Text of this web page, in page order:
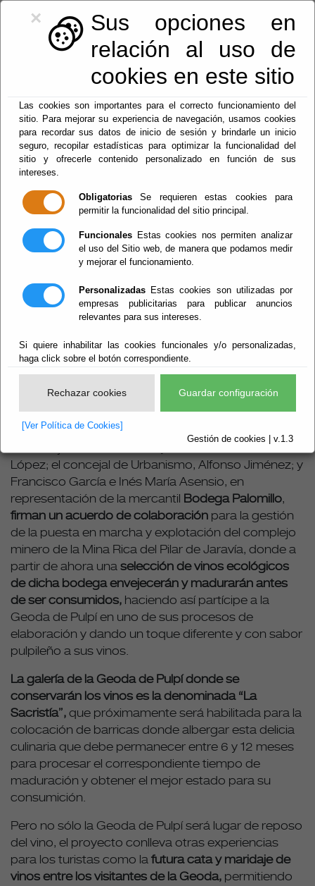
×
Sus opciones en
relación al uso de
cookies en este sitio
Las cookies son importantes para el correcto funcionamiento del
sitio. Para mejorar su experiencia de navegación, usamos cookies
para recordar sus datos de inicio de sesión y brindarle un inicio
seguro, recopilar estadísticas para optimizar la funcionalidad del
sitio y ofrecerle contenido personalizado en función de sus
intereses.
Obligatorias Se requieren estas cookies para
permitir la funcionalidad del sitio principal.
Funcionales Estas cookies nos permiten analizar
el uso del Sitio web, de manera que podamos medir
y mejorar el funcionamiento.
Personalizadas Estas cookies son utilizadas por
empresas publicitarias para publicar anuncios
relevantes para sus intereses.
Si quiere inhabilitar las cookies funcionales y/o personalizadas,
haga click sobre el botón correspondiente.
Rechazar cookies Guardar configuración
[Ver Política de Cookies]
Gestión de cookies | v.1.3
Una de las galerías
de la Mina Rica será
bodega del futuro
vino de la Geoda de
Pulpí
Vigente.
Escuchar
Una de las galerías de la Mina Rica será bodega del
futuro vino de la Geoda de Pulpí
de vinos ecológicos de Bodega Palomillo
El alcalde de Pulpí, y presidente de laEmpresa
Municipal del Suelo de Pulpí,
el concejal de Geoda del Ayuntamiento, Juanba
López; el concejal de Urbanismo, Alfonso Jiménez; y
Francisco García e Inés María Asensio, en
representación de la mercantil Bodega Palomillo,
firman un acuerdo de colaboración para la gestión
de la puesta en marcha y explotación del complejo
minero de la Mina Rica del Pilar de Jaravía, donde a
partir de ahora una selección de vinos ecológicos
de dicha bodega envejecerán y madurarán antes
de ser consumidos, haciendo así partícipe a la
Geoda de Pulpí en uno de sus procesos de
elaboración y dando un toque diferente y con sabor
pulpileño a sus vinos.
La galería de la Geoda de Pulpí donde se
conservarán los vinos es la denominada “La
Sacristía”, que próximamente será habilitada para la
colocación de barricas donde albergar esta delicia
culinaria que debe permanecer entre 6 y 12 meses
para procesar el correspondiente tiempo de
maduración y obtener el mejor estado para su
consumición.
Pero no sólo la Geoda de Pulpí será lugar de reposo
del vino, el proyecto conlleva otras experiencias
para los turistas como la futura cata y maridaje de
vinos entre los visitantes de la Geoda, permitiendo